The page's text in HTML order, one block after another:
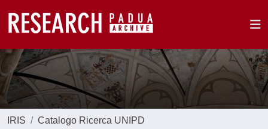
IRIS
Catalogo Ricerca UNIPD